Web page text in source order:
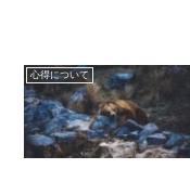
心得について